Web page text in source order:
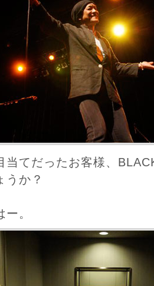
当てだったお客様、
うか？
。